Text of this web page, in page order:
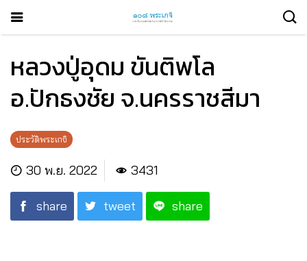
หลวงปู่อุดม ขันติพโล
อ.ปักธงชัย จ.นครราชสีมา
ประวัติพระเกจิ
30 พ.ย. 2022 3431
share tweet share